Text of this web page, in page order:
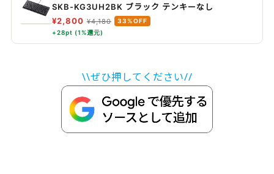
SKB-KG3UH2BK ブラック テンキーなし
¥2,800 ¥4,180
33%OFF
+28pt (1%還元)
\\ぜひ押してください//